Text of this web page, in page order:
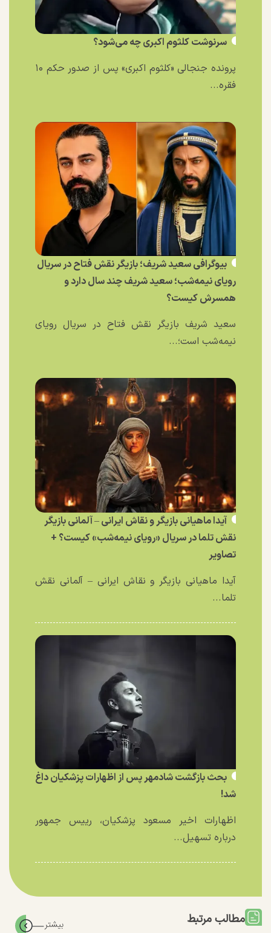
سرنوشت کلثوم اکبری چه می‌شود؟
پرونده جنجالی «کلثوم اکبری» پس از صدور حکم ۱۰
فقره...
بیوگرافی سعید شریف؛ بازیگر نقش فتاح در سریال
رویای نیمه‌شب؛ سعید شریف چند سال دارد و
همسرش کیست؟
سعید شریف بازیگر نقش فتاح در سریال رویای
نیمه‌شب است؛...
آیدا ماهیانی بازیگر و نقاش ایرانی – آلمانی بازیگر
نقش تلما در سریال «رویای نیمه‌شب» کیست؟ +
تصاویر
آیدا ماهیانی بازیگر و نقاش ایرانی – آلمانی نقش
تلما...
بحث بازگشت شادمهر پس از اظهارات پزشکیان داغ
شد!
اظهارات اخیر مسعود پزشکیان، رییس جمهور
درباره تسهیل...
مطالب مرتبط